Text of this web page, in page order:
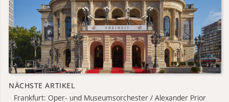
NÄCHSTE ARTIKEL
Frankfurt: Oper- und Museumsorchester / Alexander Prior